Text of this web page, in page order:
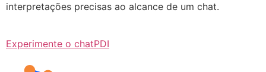
interpretações precisas ao alcance de um chat.
Experimente o chatPDI